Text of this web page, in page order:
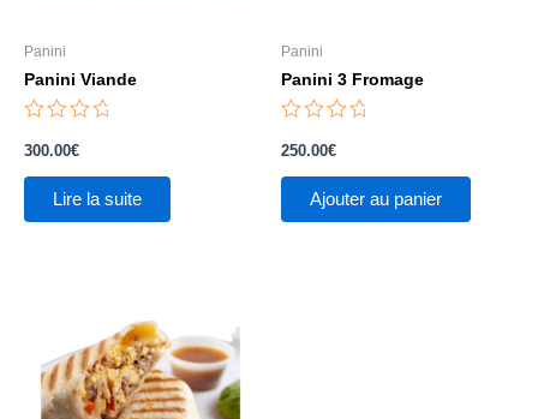
Panini
Panini Viande
0
sur
300.00€
Lire la suite
Panini
Panini 3 Fromage
0
sur
250.00€
Ajouter au panier